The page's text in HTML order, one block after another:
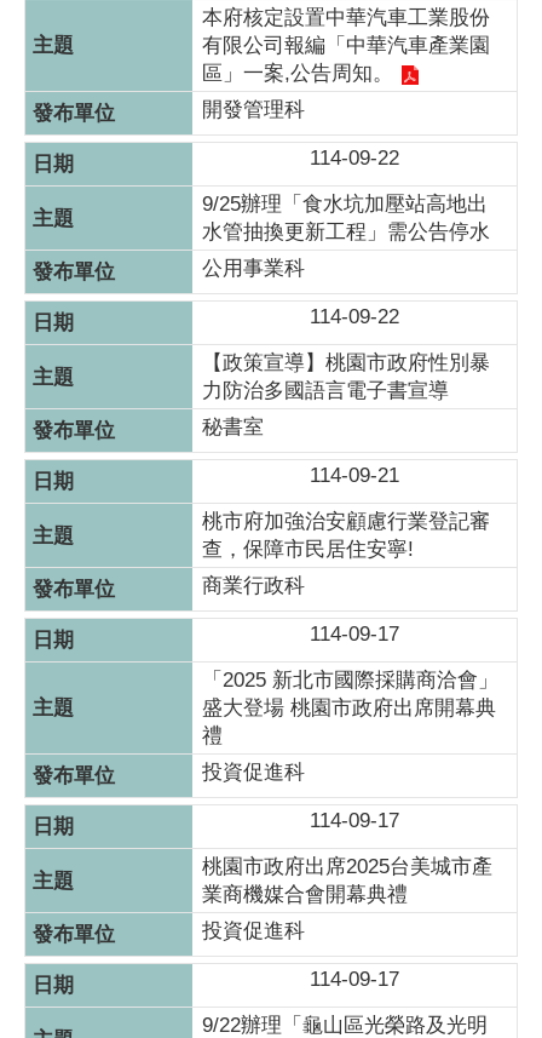
本府核定設置中華汽車工業股份
有限公司報編「中華汽車產業園
區」一案,公告周知。
開發管理科
114-09-22
9/25辦理「食水坑加壓站高地出
水管抽換更新工程」需公告停水
公用事業科
114-09-22
【政策宣導】桃園市政府性別暴
力防治多國語言電子書宣導
秘書室
114-09-21
桃市府加強治安顧慮行業登記審
查，保障市民居住安寧!
商業行政科
114-09-17
「2025 新北市國際採購商洽會」
盛大登場 桃園市政府出席開幕典
禮
投資促進科
114-09-17
桃園市政府出席2025台美城市產
業商機媒合會開幕典禮
投資促進科
114-09-17
9/22辦理「龜山區光榮路及光明